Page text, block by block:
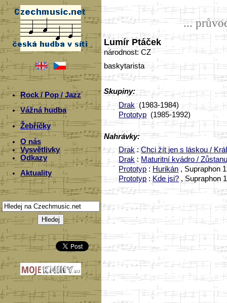
Rock / Pop / Jazz
Vážná hudba
Žebříčky
O nás
Vysvětlivky
Odkazy
Aktuality
...
Lumír Ptáček
národnost: CZ
baskytarista
Skupiny:
Drak(1983-1984)
Prototyp (1985-1992)
Nahrávky:
Drak:Chci žít jen s láskou /
Drak:Maturitní kvádro /
Prototyp :Hurikán, Supraphon
Prototyp:Kde jsi?, Supraphon